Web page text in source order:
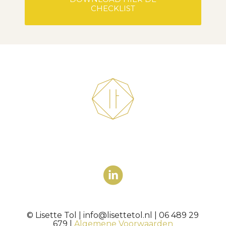
CHECKLIST
© Lisette Tol | info@lisettetol.nl | 06 489 29
679 |
Algemene Voorwaarden